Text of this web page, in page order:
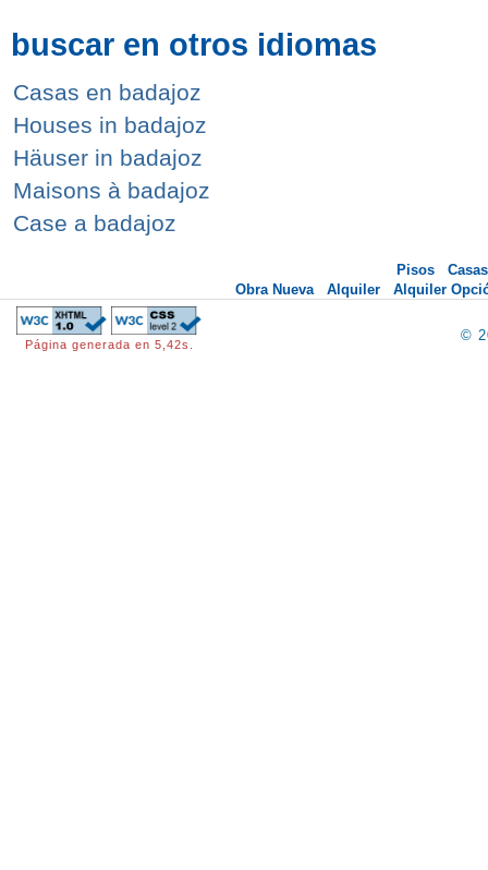
buscar en otros idiomas
Casas en badajoz
Houses in badajoz
Häuser in badajoz
Maisons à badajoz
Case a badajoz
Pisos
Casas
Obra Nueva
Alquiler Alquiler
Página generada en 5,42s.
©